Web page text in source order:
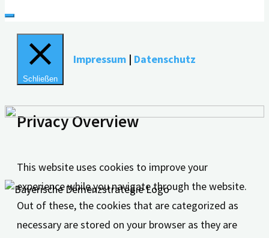
Impressum | Datenschutz
Schließen
Privacy Overview
This website uses cookies to improve your
experience while you navigate through the website.
Out of these, the cookies that are categorized as
necessary are stored on your browser as they are